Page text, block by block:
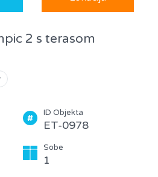
2 s terasom
ID Objekta
ET-0978
Sobe
1